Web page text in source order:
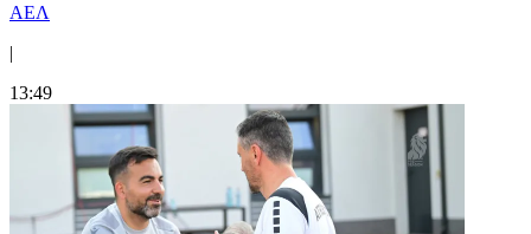
ΑΕΛ
|
13:49